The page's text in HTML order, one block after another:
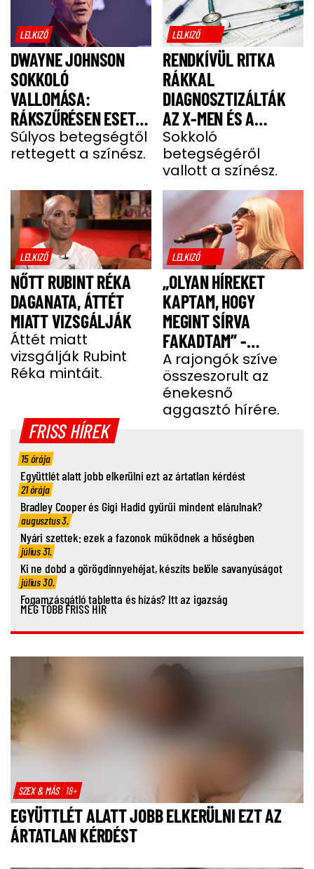
LELKIZŐ
DWAYNE JOHNSON
SOKKOLÓ
VALLOMÁSA:
RÁKSZŰRÉSEN ESETT
ÁT A SZÍNÉSZ EGY
FÁJDALMAS CSOMÓ
Súlyos betegségtől
rettegett a színész.
LELKIZŐ
RENDKÍVÜL RITKA
RÁKKAL
DIAGNOSZTIZÁLTÁK
AZ X-MEN ÉS A
DEADPOOL SZTÁRJÁT
Sokkoló
betegségéről
vallott a színész.
LELKIZŐ
NŐTT RUBINT RÉKA
DAGANATA, ÁTTÉT
MIATT VIZSGÁLJÁK
Áttét miatt
vizsgálják Rubint
Réka mintáit.
LELKIZŐ
„OLYAN HÍREKET
KAPTAM, HOGY
MEGINT SÍRVA
FAKADTAM” -
TELJESEN ÖSSZETÖRT
MISS MOOD
A rajongók szíve
összeszorult az
énekesnő
aggasztó hírére.
FRISS HÍREK
15 órája
Együttlét alatt jobb elkerülni ezt az ártatlan kérdést
21 órája
Bradley Cooper és Gigi Hadid gyűrűi mindent elárulnak?
augusztus 3.
Nyári szettek: ezek a fazonok működnek a hőségben
július 31.
Ki ne dobd a görögdinnyehéjat, készíts belőle savanyúságot
július 30.
Fogamzásgátló tabletta és hízás? Itt az igazság
MÉG TÖBB FRISS HÍR
SZEX & MÁS 18+
EGYÜTTLÉT ALATT JOBB ELKERÜLNI EZT AZ
ÁRTATLAN KÉRDÉST